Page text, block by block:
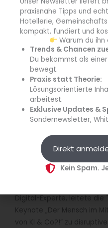
Weniger Bürokratie von
Im Rahmen der Change
bezahlbares Essen auf
weniger Bürokratie, mehr
eine stärkere
der Gesellschaft in der
intensiv mitMatthias
Ministerium für Arbeit,
Landes Nordrhein-
Digitalisierung und KI als
Digital-Experte, leitete die
Keynote „Der Mensch im
von KI & Co?!“ zu
praxisnahe Tipps und
Hotellerie,
kompakt, fundiert und
Warum du
Trends & Chancen
Du bekommst als
bewegt.
Praxis statt Theorie:
Lösungsorientierte
arbeitest.
Exklusive Updates &
Sondernewsletter,
Direkt
Kein Spam.